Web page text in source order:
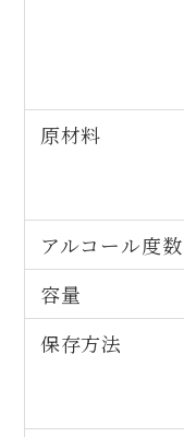
原材料
アルコール度数
容量
保存方法